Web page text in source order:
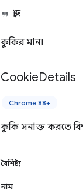
স্ট্রিং
কুকির মান।
CookieDetails
Chrome 88+
কুকি সনাক্ত করতে
বৈশিষ্ট্য
নাম